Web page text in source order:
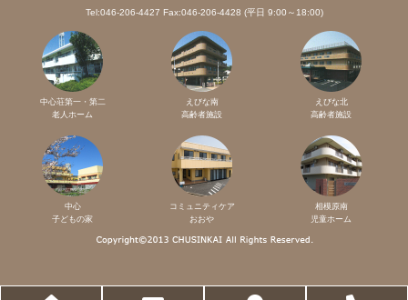
Tel:046-206-4427 Fax:046-206-4428 (平日 9:00～18:00)
中心荘第一・第二
老人ホーム
えびな南
高齢者施設
えびな北
高齢者施設
中心
子どもの家
コミュニティケア
おおや
相模原南
児童ホーム